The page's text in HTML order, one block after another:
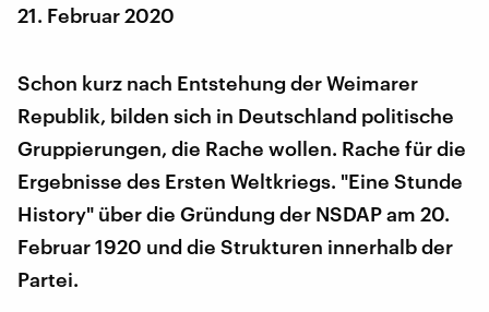
21. Februar 2020
Schon kurz nach Entstehung der Weimarer
Republik, bilden sich in Deutschland politische
Gruppierungen, die Rache wollen. Rache für die
Ergebnisse des Ersten Weltkriegs. "Eine Stunde
History" über die Gründung der NSDAP am 20.
Februar 1920 und die Strukturen innerhalb der
Partei.